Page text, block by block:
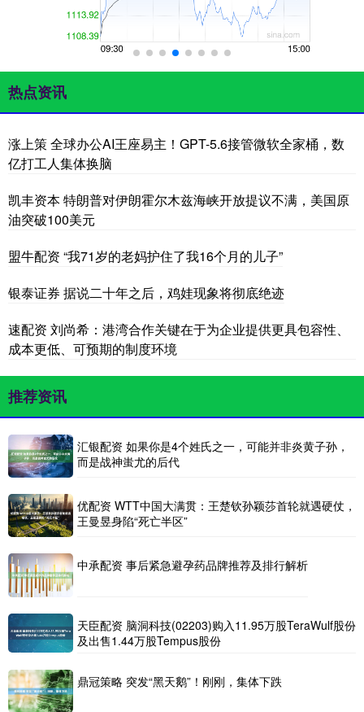
热点资讯
涨上策 全球办公AI王座易主！GPT-5.6接管微软全家桶，数
亿打工人集体换脑
凯丰资本 特朗普对伊朗霍尔木兹海峡开放提议不满，美国原
油突破100美元
盟牛配资 “我71岁的老妈护住了我16个月的儿子”
银泰证券 据说二十年之后，鸡娃现象将彻底绝迹
速配资 刘尚希：港湾合作关键在于为企业提供更具包容性、
成本更低、可预期的制度环境
推荐资讯
汇银配资 如果你是4个姓氏之一，可能并非炎黄子孙，
而是战神蚩尤的后代
优配资 WTT中国大满贯：王楚钦孙颖莎首轮就遇硬仗，
王曼昱身陷“死亡半区”
中承配资 事后紧急避孕药品牌推荐及排行解析
天臣配资 脑洞科技(02203)购入11.95万股TeraWulf股份
及出售1.44万股Tempus股份
鼎冠策略 突发“黑天鹅”！刚刚，集体下跌